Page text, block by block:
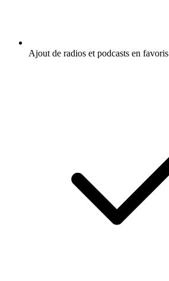
Ajout de radios et podcasts en favoris